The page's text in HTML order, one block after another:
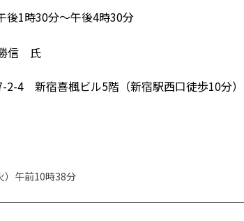
後1時30分～午後4時30分
信 氏
2-4 新宿喜楓ビル5階（新宿駅西口徒歩10分）
）午前10時38分